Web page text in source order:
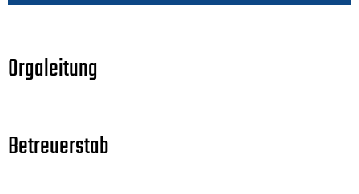
Orgaleitung
Betreuerstab